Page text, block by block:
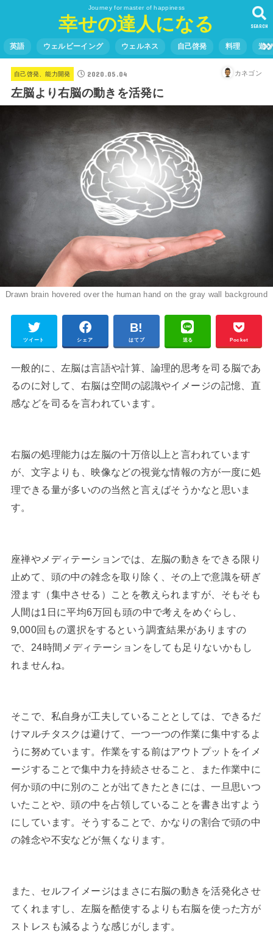
Journey for master of happiness
幸せの達人になる SEARCH
英語 ウェルビーイング ウェルネス 自己啓発 料理 遊
自己啓発、能力開発 2020.05.04 カネゴン
左脳より右脳の動きを活発に
Drawn brain hovered over the human hand on the gray wall background
ツイート シェア はてブ 送る Pocket
一般的に、左脳は言語や計算、論理的思考を司る脳であ
るのに対して、右脳は空間の認識やイメージの記憶、直
感などを司るを言われています。
右脳の処理能力は左脳の十万倍以上と言われています
が、文字よりも、映像などの視覚な情報の方が一度に処
理できる量が多いのの当然と言えばそうかなと思いま
す。
座禅やメディテーションでは、左脳の動きをできる限り
止めて、頭の中の雑念を取り除く、その上で意識を研ぎ
澄ます（集中させる）ことを教えられますが、そもそも
人間は1日に平均6万回も頭の中で考えをめぐらし、
9,000回もの選択をするという調査結果がありますの
で、24時間メディテーションをしても足りないかもし
れませんね。
そこで、私自身が工夫していることとしては、できるだ
けマルチタスクは避けて、一つ一つの作業に集中するよ
うに努めています。作業をする前はアウトプットをイメ
ージすることで集中力を持続させること、また作業中に
何か頭の中に別のことが出てきたときには、一旦思いつ
いたことや、頭の中を占領していることを書き出すよう
にしています。そうすることで、かなりの割合で頭の中
の雑念や不安などが無くなります。
また、セルフイメージはまさに右脳の動きを活発化させ
てくれますし、左脳を酷使するよりも右脳を使った方が
ストレスも減るような感じがします。